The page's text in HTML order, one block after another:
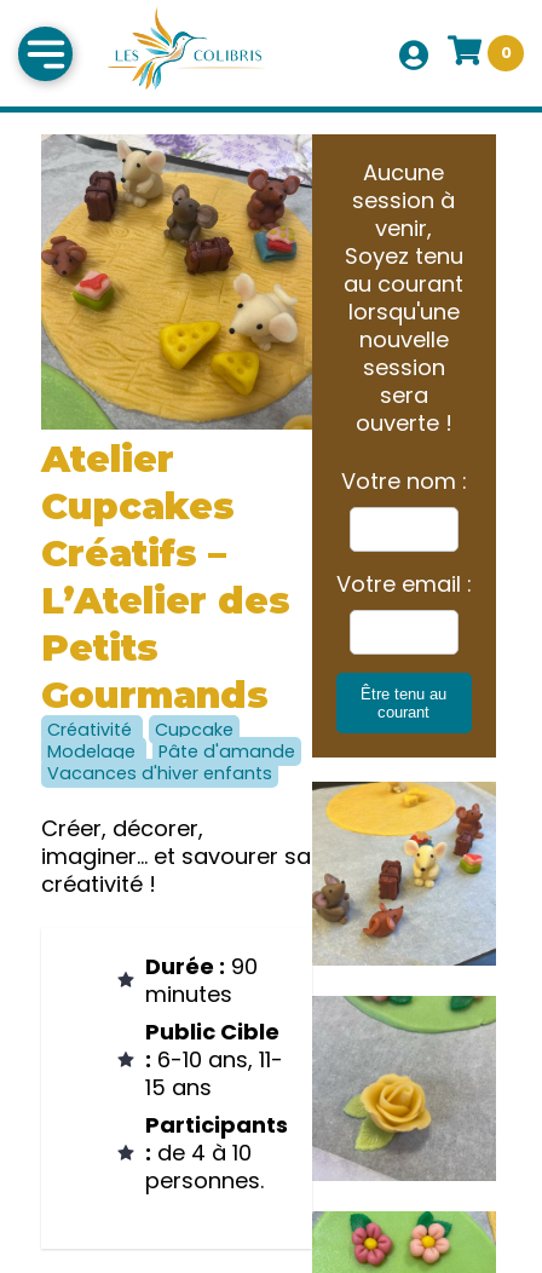
0
Atelier
Cupcakes
Créatifs –
L’Atelier des
Petits
Gourmands
Créativité
Cupcake
Modelage
Pâte d'amande
Vacances d'hiver enfants
Créer, décorer,
imaginer… et savourer sa
créativité !
Durée : 90
minutes
Public Cible
: 6-10 ans, 11-
15 ans
Participants
: de 4 à 10
personnes.
Aucune
session à
venir,
Soyez tenu
au courant
lorsqu'une
nouvelle
session
sera
ouverte !
Votre nom :
Votre email :
Être tenu au
courant